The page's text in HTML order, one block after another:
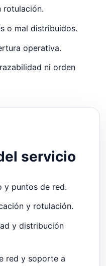
rotulación.
o mal distribuidos.
operativa.
ni orden
servicio
y puntos de red.
y rotulación.
y distribución
red y soporte a